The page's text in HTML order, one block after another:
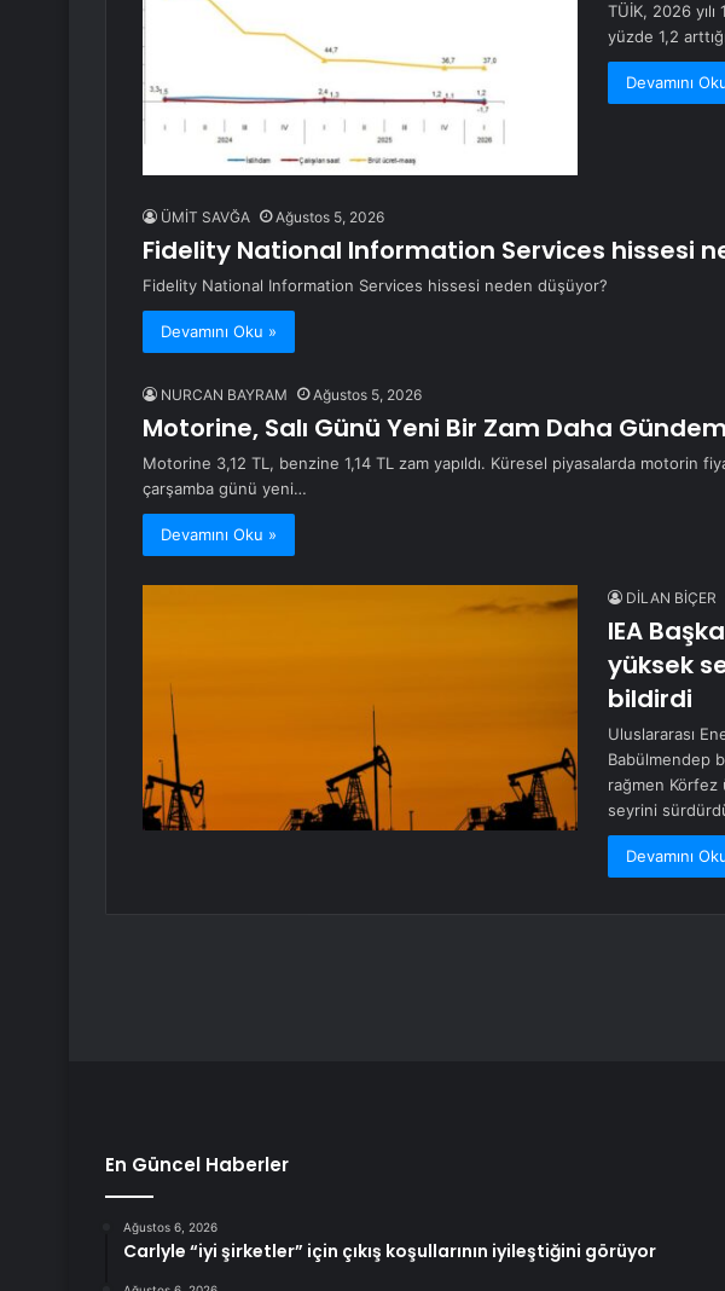
TÜİK, 2026
yüzde 1,2
Devamını
ÜMİT SAVĞA Ağustos 5, 2026
Fidelity National Information Services hissesi
Fidelity National Information Services hissesi neden düşüyor?
Devamını Oku »
NURCAN BAYRAM Ağustos 5, 2026
Motorine, Salı Günü Yeni Bir Zam Daha
Motorine 3,12 TL, benzine 1,14 TL zam yapıldı. Küresel piyasalarda motorin
çarşamba günü yeni…
Devamını Oku »
DİLAN BİÇER
IEA
yüksek
bildirdi
Uluslararası
Babülmendep
rağmen Körfez
seyrini
Devamını
En Güncel Haberler
Ağustos 6, 2026
Carlyle “iyi şirketler” için çıkış koşullarının iyileştiğini görüyor